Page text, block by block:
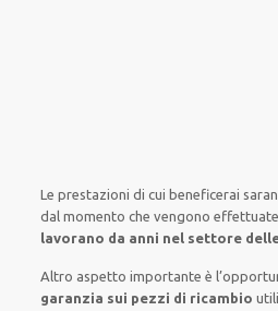
Le prestazioni di cui beneficerai
dal momento che vengono effettuate
lavorano da anni nel settore
Altro aspetto importante è
garanzia sui pezzi di ricambio